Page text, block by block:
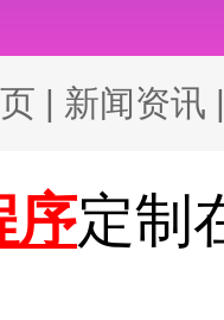
| 新闻资讯 |
序定制